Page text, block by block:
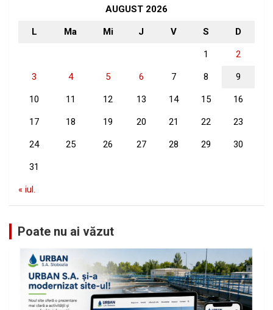
AUGUST 2026
L Ma Mi J V S D
1 2
3 4 5 6 7 8 9
10 11 12 13 14 15 16
17 18 19 20 21 22 23
24 25 26 27 28 29 30
31
« iul.
Poate nu ai văzut